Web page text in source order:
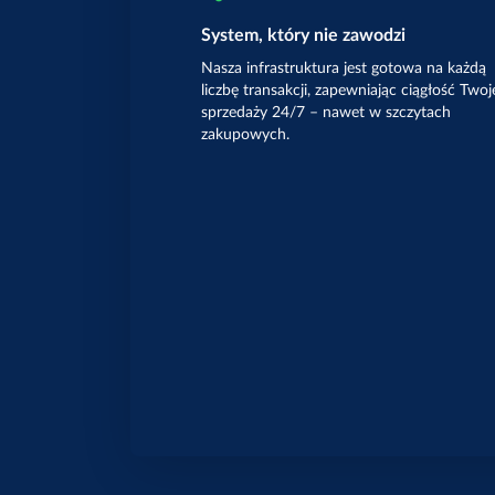
System, który nie zawodzi
Nasza infrastruktura jest gotowa na każdą
liczbę transakcji, zapewniając ciągłość
sprzedaży 24/7 – nawet w szczytach
zakupowych.